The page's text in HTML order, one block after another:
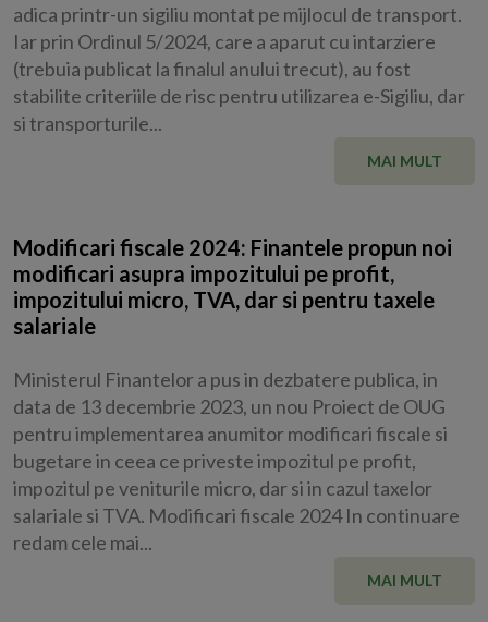
adica printr-un sigiliu montat pe mijlocul de transport.
Iar prin Ordinul 5/2024, care a aparut cu intarziere
(trebuia publicat la finalul anului trecut), au fost
stabilite criteriile de risc pentru utilizarea e-Sigiliu, dar
si transporturile...
MAI MULT
Modificari fiscale 2024: Finantele propun noi
modificari asupra impozitului pe profit,
impozitului micro, TVA, dar si pentru taxele
salariale
Ministerul Finantelor a pus in dezbatere publica, in
data de 13 decembrie 2023, un nou Proiect de OUG
pentru implementarea anumitor modificari fiscale si
bugetare in ceea ce priveste impozitul pe profit,
impozitul pe veniturile micro, dar si in cazul taxelor
salariale si TVA. Modificari fiscale 2024 In continuare
redam cele mai...
MAI MULT